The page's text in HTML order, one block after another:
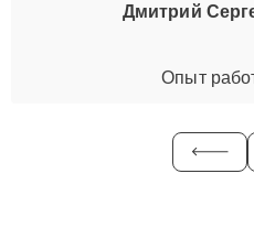
Дмитрий
Опыт